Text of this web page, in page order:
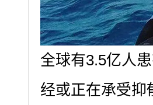
全球有3.5亿人
经或正在承受抑